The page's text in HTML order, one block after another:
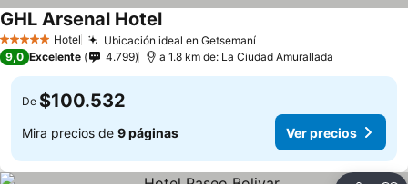
5 Estrellas Hotel Ubicación ideal en Getsemaní
GHL Arsenal Hotel
9,0 Excelente 4.799 a 1.8 km de: La Ciudad Amurallada
De $100.532
Mira precios de 9 páginas Ver precios